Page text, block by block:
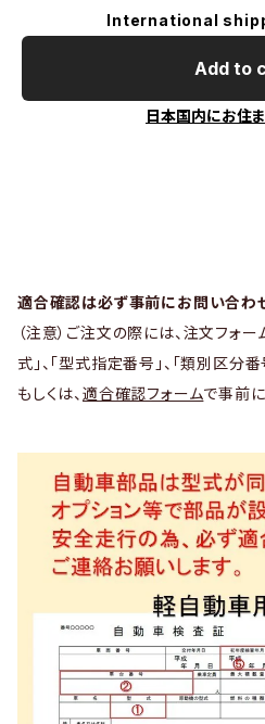
International
Add to
日本国内にお住
適合確認は必ず事前にお問い合わ
（注意）ご注文の際には、注文フォー
式」、「型式指定番号」、「類別区分
もしくは、 適合確認フォームで事前